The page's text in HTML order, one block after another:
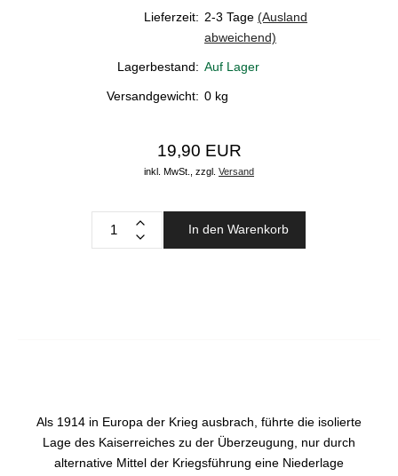
Lieferzeit: 2-3 Tage (Ausland
abweichend)
Lagerbestand: Auf Lager
Versandgewicht: 0 kg
19,90 EUR
inkl. MwSt., zzgl. Versand
In den Warenkorb
Als 1914 in Europa der Krieg ausbrach, führte die isolierte
Lage des Kaiserreiches zu der Überzeugung, nur durch
alternative Mittel der Kriegsführung eine Niederlage